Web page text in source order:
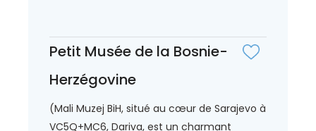
Petit Musée de la Bosnie-
Herzégovine
(Mali Muzej BiH, situé au cœur de Sarajevo à
VC5Q+MC6, Dariva, est un charmant